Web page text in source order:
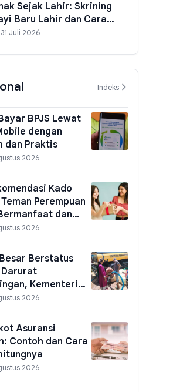
Sejak Lahir: Skrining
Baru Lahir dan Cara
yang Benar
31 Juli 2026
Indeks
BPJS Lewat
dengan
dan Praktis
2026
Kado
Perempuan
dan
2026
Berstatus
Kementerian
Air Bersih
2026
Asuransi
Contoh dan Cara
2026